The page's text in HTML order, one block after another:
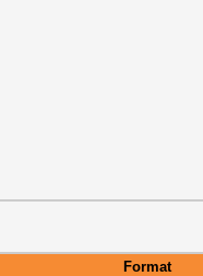
Format